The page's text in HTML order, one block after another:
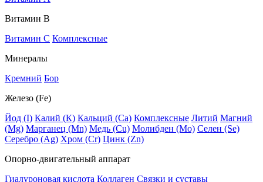
Витамин В
Витамин C Комплексные
Минералы
Кремний Бор
Железо (Fe)
Йод (I) Калий (К) Кальций (Са) Комплексные Литий Магний
(Mg) Марганец (Mn) Медь (Сu) Молибден (Мо) Селен (Se)
Серебро (Ag) Хром (Cr) Цинк (Zn)
Опорно-двигательный аппарат
Гиалуроновая кислота Коллаген Связки и суставы